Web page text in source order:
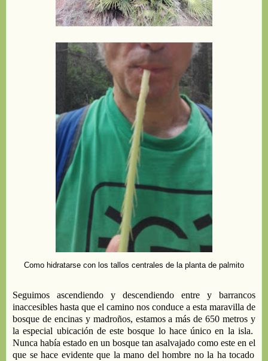
Como hidratarse con los tallos centrales de la planta de palmito
Seguimos ascendiendo y descendiendo entre y barrancos
inaccesibles hasta que el camino nos conduce a esta maravilla de
bosque de encinas y madroños, estamos a más de 650 metros y
la especial ubicación de este bosque lo hace único en la isla.
Nunca había estado en un bosque tan asalvajado como este en el
que se hace evidente que la mano del hombre no la ha tocado